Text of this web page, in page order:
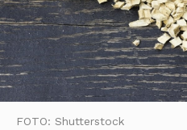
FOTO: Shutterstock